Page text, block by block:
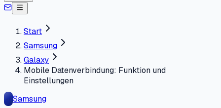
Start
Samsung
Galaxy
Mobile Datenverbindung: Funktion und
Einstellungen
Samsung